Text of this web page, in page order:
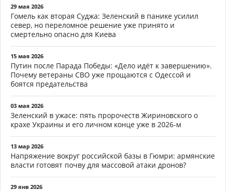
29 мая 2026
Гомель как вторая Суджа: Зеленский в панике усилил
север, но переломное решение уже принято и
смертельно опасно для Киева
15 мая 2026
Путин после Парада Победы: «Дело идёт к завершению».
Почему ветераны СВО уже прощаются с Одессой и
боятся предательства
03 мая 2026
Зеленский в ужасе: пять пророчеств Жириновского о
крахе Украины и его личном конце уже в 2026-м
13 мар 2026
Напряжение вокруг российской базы в Гюмри: армянские
власти готовят почву для массовой атаки дронов?
29 янв 2026